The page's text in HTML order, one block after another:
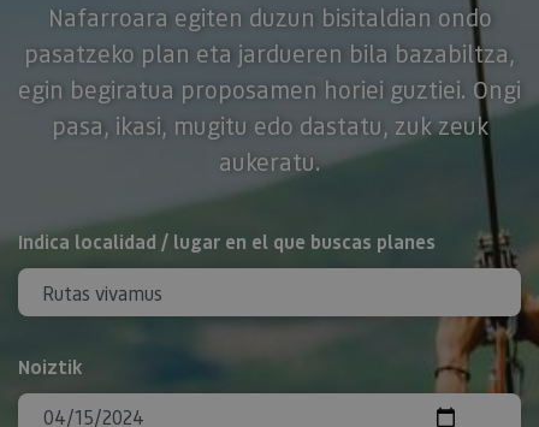
Nafarroara egiten duzun bisitaldian ondo
pasatzeko plan eta jardueren bila bazabiltza,
egin begiratua proposamen horiei guztiei. Ongi
pasa, ikasi, mugitu edo dastatu, zuk zeuk
aukeratu.
BILATU
Indica localidad / lugar en el que buscas planes
Noiztik